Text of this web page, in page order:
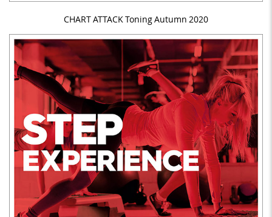
CHART ATTACK Toning Autumn 2020